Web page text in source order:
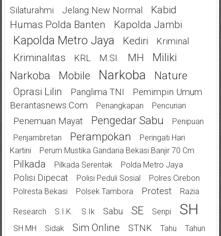
Silaturahmi
Jelang New Normal
Kabid
Humas Polda Banten
Kapolda Jambi
Kapolda Metro Jaya Kediri Kriminal
Kriminalitas KRL M.SI. MH
Miliki
Narkoba
Mobile Narkoba Nature
Oprasi Lilin Panglima TNI
Pemimpin Umum
Berantasnews.com
Penangkapan Pencurian
Penemuan Mayat Pengedar Sabu
Penipuan
Penjambretan
Perampokan
Peringati Hari
Kartini
Perum Mustika Gandaria Bekasi Banjir 70 Cm
Pilkada Pilkada Serentak Polda Metro Jaya
Polisi Dipecat Polisi Peduli Sosial
Polres Cirebon
Polresta Bekasi
Polsek Tambora Protest Razia
Research S.I.K. S.Ik Sabu SE Senpi SH
SH.MH Sidak Sim Online STNK Tahu
Tahun